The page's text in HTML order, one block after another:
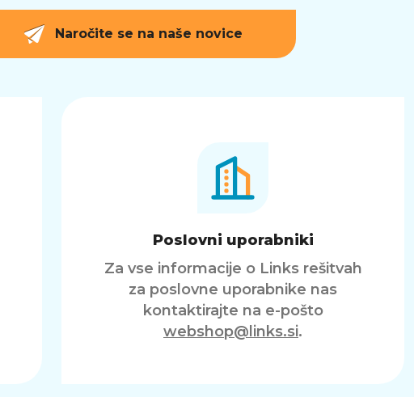
Naročite se na naše novice
Poslovni uporabniki
Za vse informacije o Links rešitvah
za poslovne uporabnike nas
kontaktirajte na e-pošto
webshop@links.si.